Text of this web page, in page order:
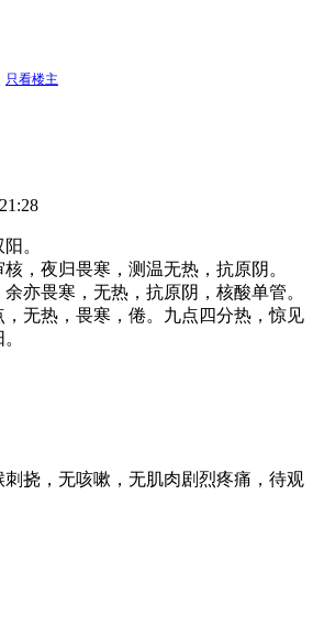
只看楼主
。
，夜归畏寒，测温无热，抗原阴。
亦畏寒，无热，抗原阴，核酸单管。
无热，畏寒，倦。九点四分热，惊见
挠，无咳嗽，无肌肉剧烈疼痛，待观